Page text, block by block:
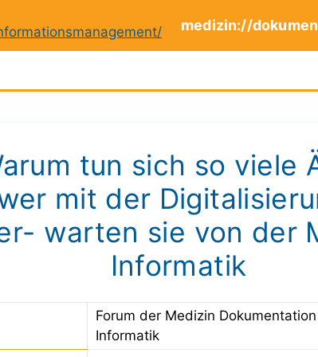
medizin://
tun sich so viele
mit der
warten sie von der
Informatik
Forum der Medizin
Informatik